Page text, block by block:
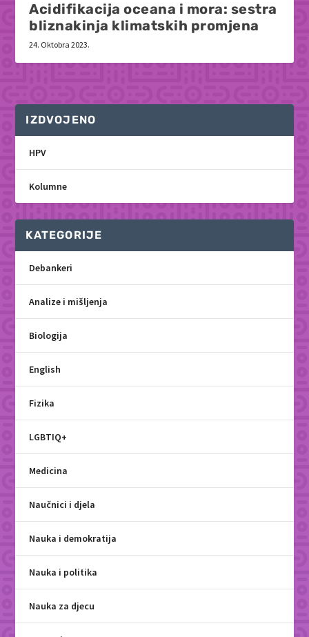
Acidifikacija oceana i mora: sestra
bliznakinja klimatskih promjena
24. Oktobra 2023.
IZDVOJENO
HPV
Kolumne
KATEGORIJE
Debankeri
Analize i mišljenja
Biologija
English
Fizika
LGBTIQ+
Medicina
Naučnici i djela
Nauka i demokratija
Nauka i politika
Nauka za djecu